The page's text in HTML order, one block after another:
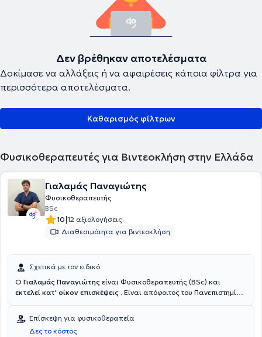
Δεν βρέθηκαν αποτελέσματα
Δοκίμασε να αλλάξεις ή να αφαιρέσεις κάποια φίλτρα για
περισσότερα αποτελέσματα.
Καθαρισμός φίλτρων
Φυσικοθεραπευτές για Βιντεοκλήση στην Ελλάδα
Γιαλαμάς Παναγιώτης
Φυσικοθεραπευτής
BSc
10|12 αξιολογήσεις
Διαθεσιμότητα για βιντεοκλήση
Σχετικά με τον ειδικό
Ο Γιαλαμάς Παναγιώτης είναι Φυσικοθεραπευτής (BSc) και
εκτελεί κατ' οίκον επισκέψεις . Είναι απόφοιτος του Πανεπιστημίου
φυσικοθεραπείες . Με 10 χρόνια εμπειρίας στην κατ' οίκον
αποκατάσταση και παράλληλα 6 χρόνια σε 2 ιδιωτικά
φυσικοθεραπευτήρια της Αθήνας, ασχολούμενος με μυοσκελετικά
Επίσκεψη για φυσικοθεραπεία
Δες το κόστος